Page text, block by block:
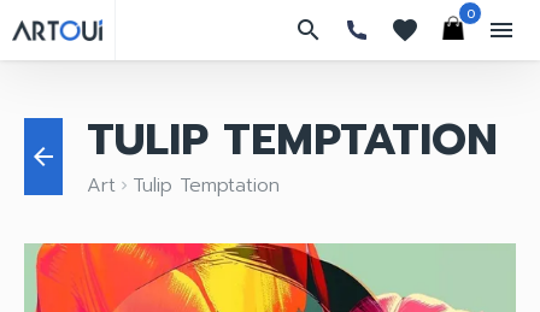
search favorites
0
menu
arrow_back TULIP TEMPTATION
Art keyboard_arrow_right Tulip Temptation